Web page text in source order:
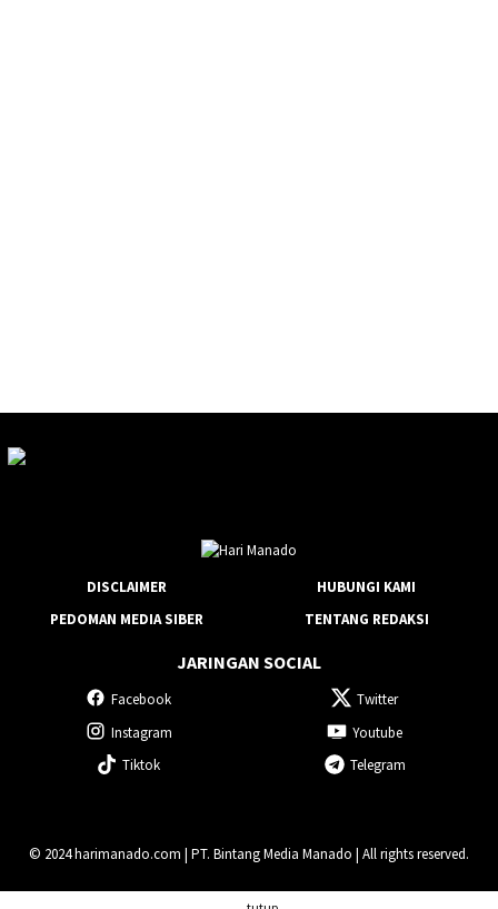
DISCLAIMER
HUBUNGI KAMI
PEDOMAN MEDIA SIBER
TENTANG REDAKSI
JARINGAN SOCIAL
Facebook
Twitter
Instagram
Youtube
Tiktok
Telegram
© 2024 harimanado.com | PT. Bintang Media Manado | All rights reserved.